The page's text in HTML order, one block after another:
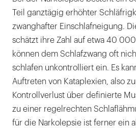
Teil ganztägig erhöhter
zwanghafter Einschlafneigung.
schätzt ihre Zahl auf etwa 40
können dem Schlafzwang oft
schlafen unkontrolliert ein. Es
Auftreten von Kataplexien, also
Kontrollverlust über definierte
zu einer regelrechten
für die Narkolepsie ist ferner ein